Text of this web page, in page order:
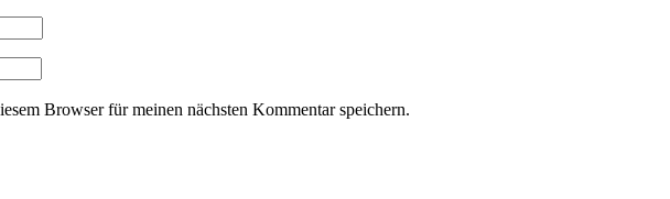
Browser für meinen nächsten Kommentar speichern.